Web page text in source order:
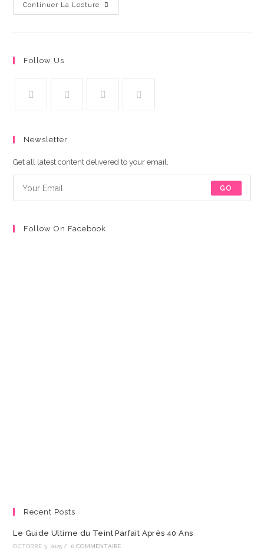
Continuer La Lecture
Hello
World!
Follow Us
un
nouvel
onglet
nouvel
onglet
nouvel
onglet
nouvel
onglet
Newsletter
Get all latest content delivered to your email.
GO
Follow On Facebook
Recent Posts
Le Guide Ultime du Teint Parfait Après 40 Ans
OCTOBRE 3, 2025 / 0 COMMENTAIRE